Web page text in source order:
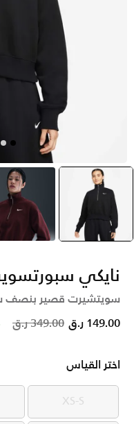
selected
أسود
نايكي
سويتشيرت قصير بنصف
from
349.00 ر.ق to 149.00 ر.ق
اختر القياس
XS-S
XS-S